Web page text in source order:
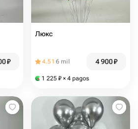
₽
Люкс
4.51 6 mil 4 900₽
1 225 ₽ × 4 pagos